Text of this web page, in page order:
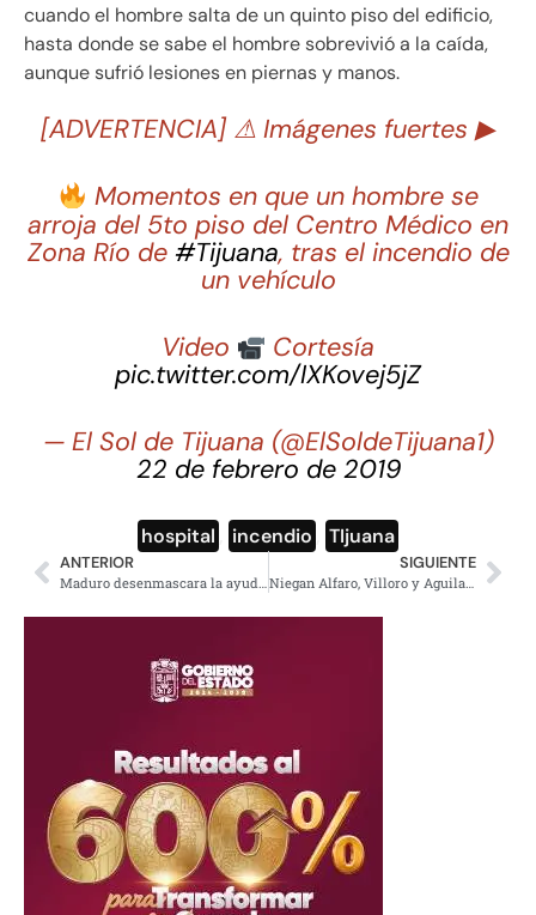
cuando el hombre salta de un quinto piso del edificio,
hasta donde se sabe el hombre sobrevivió a la caída,
aunque sufrió lesiones en piernas y manos.
[ADVERTENCIA] ⚠ Imágenes fuertes ▶
Momentos en que un hombre se
arroja del 5to piso del Centro Médico en
Zona Río de #Tijuana, tras el incendio de
un vehículo
Video
Cortesía
pic.twitter.com/IXKovej5jZ
— El Sol de Tijuana (@ElSoldeTijuana1)
22 de febrero de 2019
hospital incendio TIjuana
ANTERIOR
Maduro desenmascara la ayuda humanitaria de EU y otros países
SIGUIENTE
Niegan Alfaro, Villoro y Aguilar Carmín pertenecer a grupo anti AMLO